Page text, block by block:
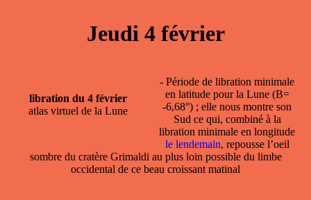
Jeudi 4 février
libration du 4 février
atlas virtuel de la Lune
- Période de libration minimale
en latitudepour la Lune (B=
-6,68°) ; elle nous montre son
Sud ce qui, combiné à la
libration minimale en longitude
le lendemain, repousse l’oeil
sombre du cratère Grimaldi au plus loin possible du limbe
occidental de ce beau croissant matinal